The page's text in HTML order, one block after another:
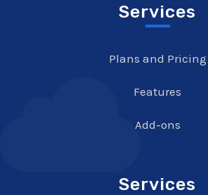
Services
Plans and Pricing
Features
Add-ons
Services